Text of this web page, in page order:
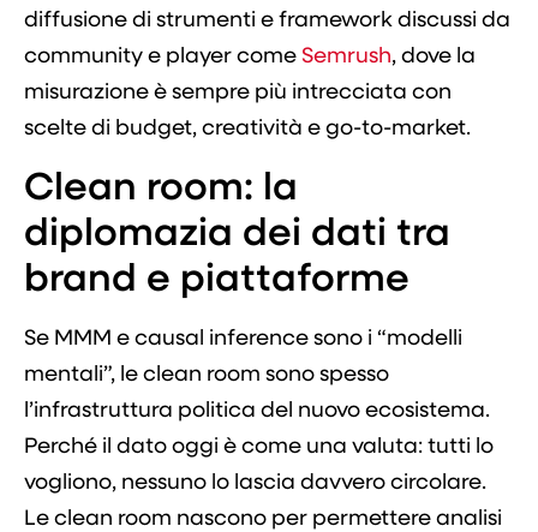
diffusione di strumenti e framework discussi da
community e player comeSemrush, dove la
misurazione è sempre più intrecciata con
scelte di budget, creatività e go-to-market.
Clean room: la
diplomazia dei dati tra
brand e piattaforme
Se MMM e causal inference sono i “modelli
mentali”, le clean room sono spesso
l’infrastruttura politica del nuovo ecosistema.
Perché il dato oggi è come una valuta: tutti lo
vogliono, nessuno lo lascia davvero circolare.
Le clean room nascono per permettere analisi